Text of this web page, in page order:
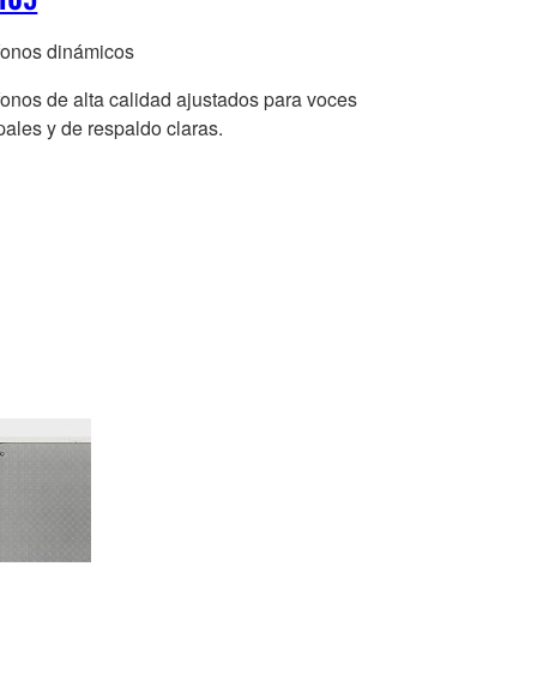
dinámicos
de alta calidad ajustados para voces
y de respaldo claras.